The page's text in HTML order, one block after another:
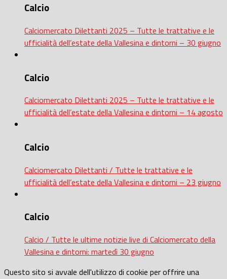
Calcio
Calciomercato Dilettanti 2025 – Tutte le trattative e le
ufficialità dell’estate della Vallesina e dintorni – 30 giugno
Calcio
Calciomercato Dilettanti 2025 – Tutte le trattative e le
ufficialità dell’estate della Vallesina e dintorni – 14 agosto
Calcio
Calciomercato Dilettanti / Tutte le trattative e le
ufficialità dell’estate della Vallesina e dintorni – 23 giugno
Calcio
Calcio / Tutte le ultime notizie live di Calciomercato della
Vallesina e dintorni: martedì 30 giugno
Questo sito si avvale dell'utilizzo di cookie per offrire una